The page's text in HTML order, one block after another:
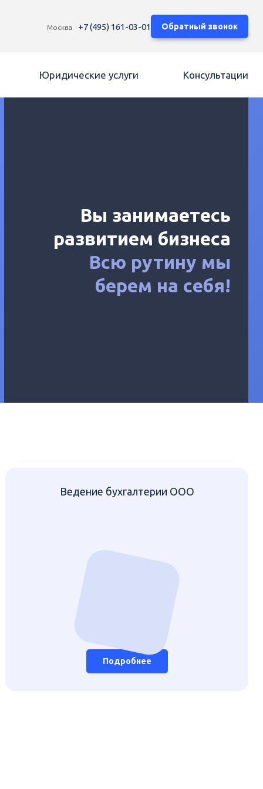
Москва +7 (495) 161-03-01 Обратный звонок
Юридические услуги Консультации
Вы занимаетесь
развитием бизнеса
Всю рутину мы
берем на себя!
Ведение бухгалтерии ООО
Подробнее